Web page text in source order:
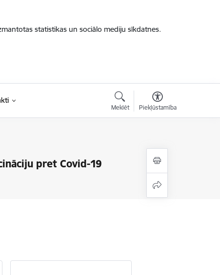
statistikas un sociālo mediju sīkdatnes.
Meklēt Piekļūstamība
pret Covid-19